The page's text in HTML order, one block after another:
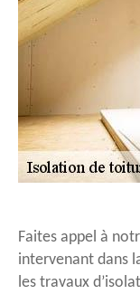
Faites appel à
intervenant dans
les travaux